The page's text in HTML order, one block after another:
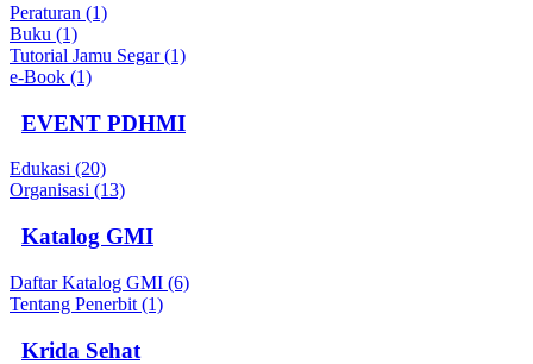
Peraturan (1)
Buku (1)
Tutorial Jamu Segar (1)
e-Book (1)
EVENT PDHMI
Edukasi (20)
Organisasi (13)
Katalog GMI
Daftar Katalog GMI (6)
Tentang Penerbit (1)
Krida Sehat